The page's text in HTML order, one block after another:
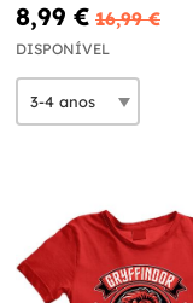
8,99 € 16,99 €
DISPONÍVEL